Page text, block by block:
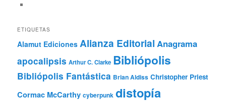
ETIQUETAS
Alamut Ediciones Alianza Editorial Anagrama
apocalipsis Arthur C. Clarke Bibliópolis
Bibliópolis Fantástica Brian Aldiss Christopher Priest
Cormac McCarthy cyberpunk distopía